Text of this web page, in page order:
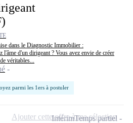
dans le Diagnostic Immobilier :
d'un dirigeant ? Vous avez envie de créer
véritables...
parmi les 1ers à postuler
IntérimTemps partiel
Ajouter cette offre à ma sélection